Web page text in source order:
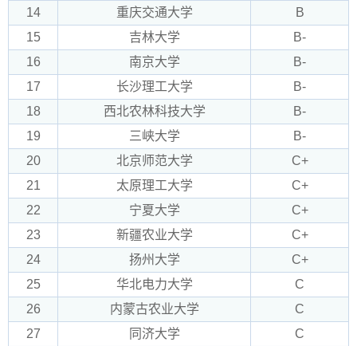
14
重庆交通大学
B
15
吉林大学
B-
16
南京大学
B-
17
长沙理工大学
B-
18
西北农林科技大学
B-
19
三峡大学
B-
20
北京师范大学
C+
21
太原理工大学
C+
22
宁夏大学
C+
23
新疆农业大学
C+
24
扬州大学
C+
25
华北电力大学
C
26
内蒙古农业大学
C
27
同济大学
C